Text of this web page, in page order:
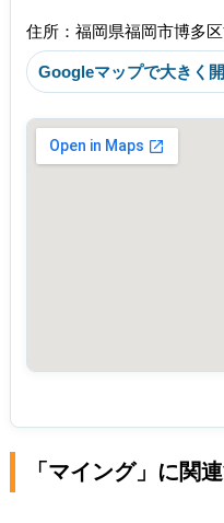
住所：福岡県福岡市博多
Googleマップで大きく開
「マイング」に関